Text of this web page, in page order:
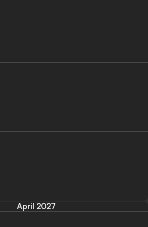
April 2027